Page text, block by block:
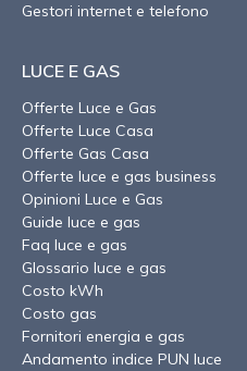
Gestori internet e telefono
LUCE E GAS
Offerte Luce e Gas
Offerte Luce Casa
Offerte Gas Casa
Offerte luce e gas business
Opinioni Luce e Gas
Guide luce e gas
Faq luce e gas
Glossario luce e gas
Costo kWh
Costo gas
Fornitori energia e gas
Andamento indice PUN luce